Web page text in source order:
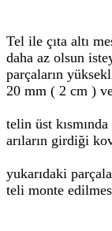
Tel ile çıta altı
daha az olsun
parçaların
20 mm ( 2 cm )
telin üst
arıların girdiği
yukarıdaki
teli monte